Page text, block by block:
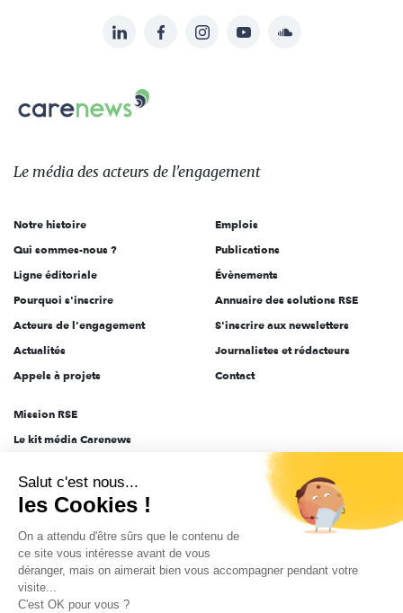
sur:
LinkedInFacebookInstagramYouTubeSoundcloud
Le
des
l'engagement
Le média des acteurs de l'engagement
Notre histoire
Qui sommes-nous ?
Ligne éditoriale
Pourquoi s'inscrire
Acteurs de l'engagement
Actualités
Appels à projets
Emplois
Publications
Évènements
Annuaire des solutions RSE
S'inscrire aux newsletters
Journalistes et rédacteurs
Contact
Mission RSE
Le kit média Carenews
AEF info
Novethic
PRODURABLE
Inclusiv Day
Salut c'est nous...
les Cookies !
On a attendu d'être sûrs que le contenu de
ce site vous intéresse avant de vous
déranger, mais on aimerait bien vous accompagner pendant votre
visite...
C'est OK pour vous ?